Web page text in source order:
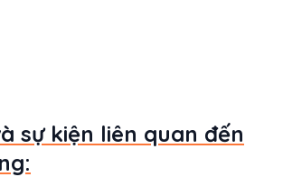
sự kiện liên quan đến